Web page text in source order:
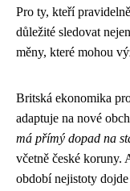
Pro ty, kteří
důležité sledovat
měny, které mohou
Britská ekonomika
adaptuje na nové
má přímý dopad na
včetně české koruny.
období nejistoty